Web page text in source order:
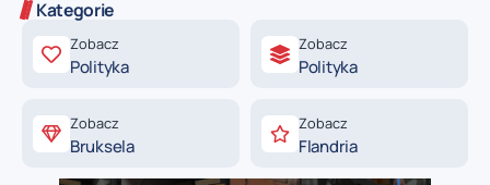
Kategorie
Zobacz
Polityka
Zobacz
Polityka
Zobacz
Bruksela
Zobacz
Flandria